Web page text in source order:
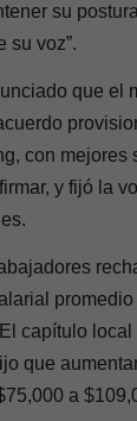
su
su voz”.
que el
con mejores
y fijó la
promedio
capítulo local
que
a